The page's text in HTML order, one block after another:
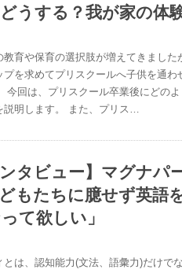
うする？我が家の体
教育や保育の選択肢が増えてきました
プを求めてプリスクールへ子供を通わ
今回は、プリスクール卒業後にどの
説明します。 また、プリス…
ンタビュー】マグナパ
もたちに臆せず英語
て欲しい」
とは、認知能力(文法、語彙力)だけで